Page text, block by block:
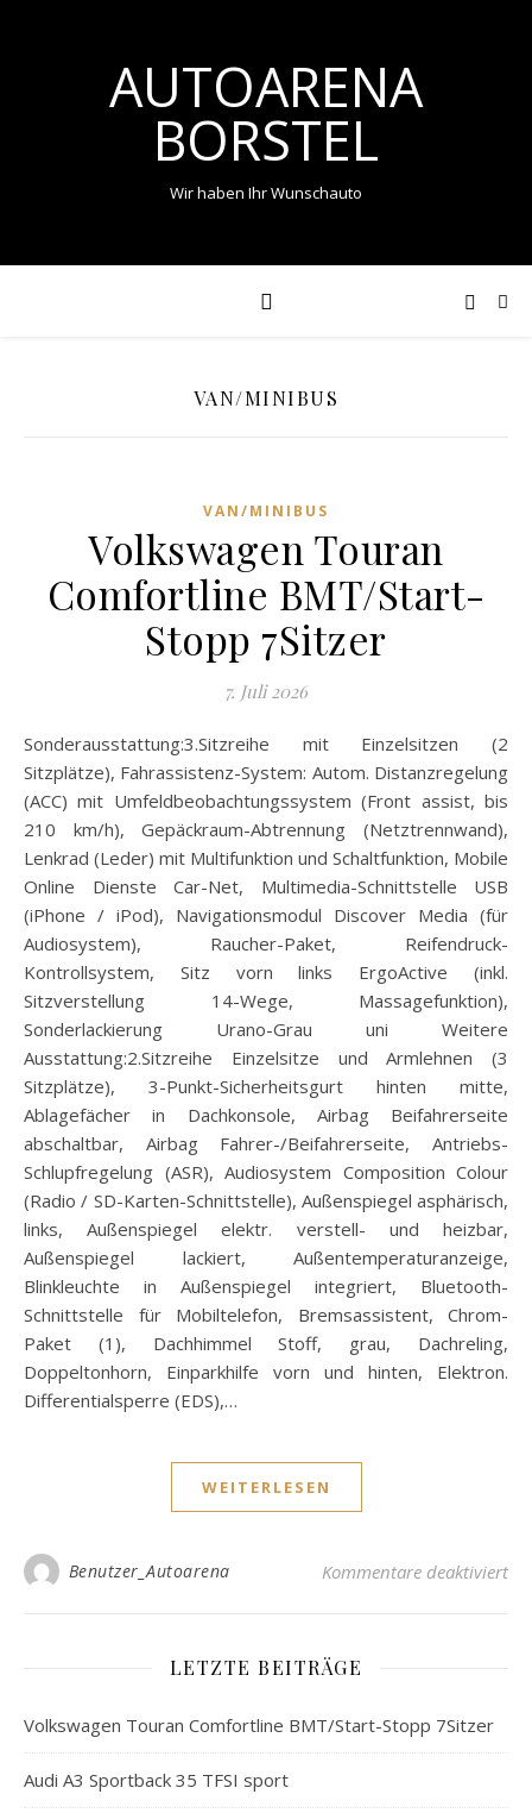
AUTOARENA
BORSTEL
Wir haben Ihr Wunschauto
VAN/MINIBUS
VAN/MINIBUS
Volkswagen Touran
Comfortline BMT/Start-
Stopp 7Sitzer
7. Juli 2026
Sonderausstattung:3.Sitzreihe mit Einzelsitzen (2
Sitzplätze), Fahrassistenz-System: Autom. Distanzregelung
(ACC) mit Umfeldbeobachtungssystem (Front assist, bis
210 km/h), Gepäckraum-Abtrennung (Netztrennwand),
Lenkrad (Leder) mit Multifunktion und Schaltfunktion, Mobile
Online Dienste Car-Net, Multimedia-Schnittstelle USB
(iPhone / iPod), Navigationsmodul Discover Media (für
Audiosystem), Raucher-Paket, Reifendruck-
Kontrollsystem, Sitz vorn links ErgoActive (inkl.
Sitzverstellung 14-Wege, Massagefunktion),
Sonderlackierung Urano-Grau uni Weitere
Ausstattung:2.Sitzreihe Einzelsitze und Armlehnen (3
Sitzplätze), 3-Punkt-Sicherheitsgurt hinten mitte,
Ablagefächer in Dachkonsole, Airbag Beifahrerseite
abschaltbar, Airbag Fahrer-/Beifahrerseite, Antriebs-
Schlupfregelung (ASR), Audiosystem Composition Colour
(Radio / SD-Karten-Schnittstelle), Außenspiegel asphärisch,
links, Außenspiegel elektr. verstell- und heizbar,
Außenspiegel lackiert, Außentemperaturanzeige,
Blinkleuchte in Außenspiegel integriert, Bluetooth-
Schnittstelle für Mobiltelefon, Bremsassistent, Chrom-
Paket (1), Dachhimmel Stoff, grau, Dachreling,
Doppeltonhorn, Einparkhilfe vorn und hinten, Elektron.
Differentialsperre (EDS),…
WEITERLESEN
Benutzer_Autoarena Kommentare deaktiviertfür
LETZTE BEITRÄGE
Volkswagen Touran Comfortline BMT/Start-Stopp 7Sitzer
Audi A3 Sportback 35 TFSI sport